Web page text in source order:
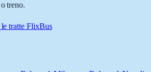
treno.
le tratte FlixBus